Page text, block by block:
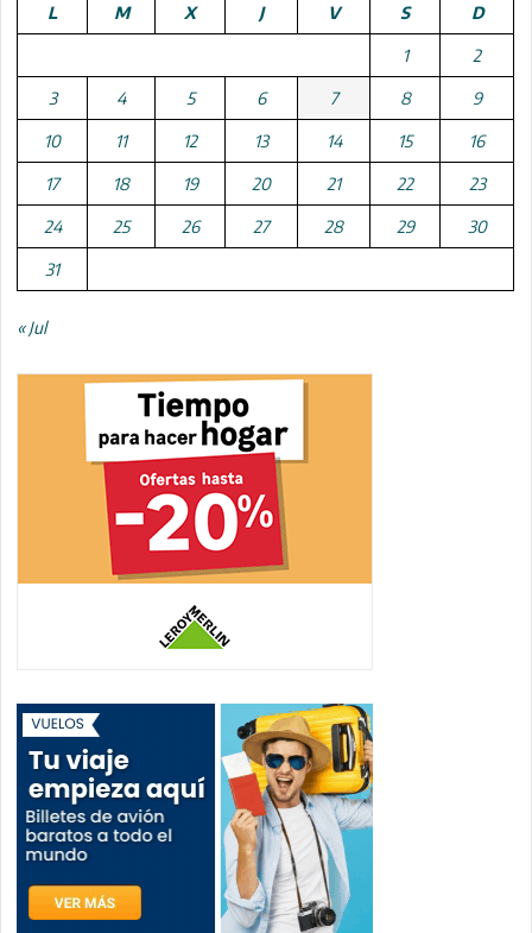
L
M X J V S D
1 2
3 4 5 6 7 8 9
10 11 12 13 14 15 16
17 18 19 20 21 22 23
24 25 26 27 28 29 30
31
« Jul